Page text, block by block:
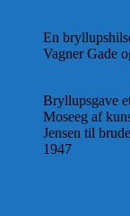
En
Vagner Gade
Bryllupsgave
Moseeg af
Jensen til
1947